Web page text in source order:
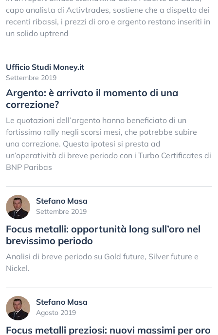
capo analista di Activtrades, sostiene che a dispetto dei
recenti ribassi, i prezzi di oro e argento restano inseriti in
un solido uptrend
Ufficio Studi Money.it
Settembre 2019
Argento: è arrivato il momento di una
correzione?
Le quotazioni dell’argento hanno beneficiato di un
fortissimo rally negli scorsi mesi, che potrebbe subire
una correzione. Questa ipotesi si presta ad
un’operatività di breve periodo con i Turbo Certificates di
BNP Paribas
Stefano Masa
Settembre 2019
Focus metalli: opportunità long sull’oro nel
brevissimo periodo
Analisi di breve periodo su Gold future, Silver future e
Nickel.
Stefano Masa
Agosto 2019
Focus metalli preziosi: nuovi massimi per oro